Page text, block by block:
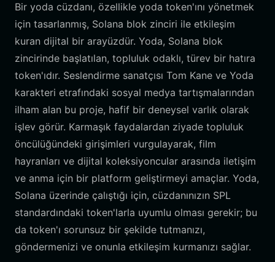
Bir yoda cüzdanı, özellikle yoda token'ını yönetmek
için tasarlanmış, Solana blok zinciri ile etkileşim
kuran dijital bir arayüzdür. Yoda, Solana blok
zincirinde başlatılan, topluluk odaklı, türev bir hatıra
token'ıdır. Seslendirme sanatçısı Tom Kane ve Yoda
karakteri etrafındaki sosyal medya tartışmalarından
ilham alan bu proje, hafif bir deneysel varlık olarak
işlev görür. Karmaşık faydalardan ziyade topluluk
öncülüğündeki girişimleri vurgulayarak, film
hayranları ve dijital koleksiyoncular arasında iletişim
ve anma için bir platform geliştirmeyi amaçlar. Yoda,
Solana üzerinde çalıştığı için, cüzdanınızın SPL
standardındaki token'larla uyumlu olması gerekir; bu
da token'ı sorunsuz bir şekilde tutmanızı,
göndermenizi ve onunla etkileşim kurmanızı sağlar.